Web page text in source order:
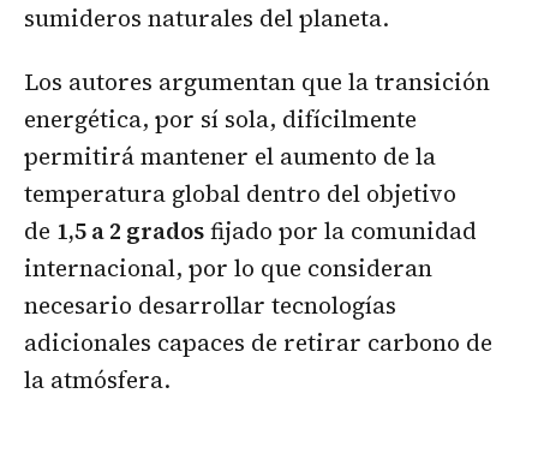
sumideros naturales del planeta.
Los autores argumentan que la transición
energética, por sí sola, difícilmente
permitirá mantener el aumento de la
temperatura global dentro del objetivo
de 1,5 a 2 gradosfijado por la comunidad
internacional, por lo que consideran
necesario desarrollar tecnologías
adicionales capaces de retirar carbono de
la atmósfera.